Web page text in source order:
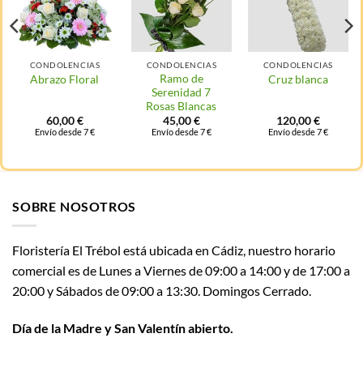
CONDOLENCIAS
Abrazo Floral
60,00€
Envío desde 7 €
CONDOLENCIAS
Ramo de
Serenidad 7
Rosas Blancas
45,00€
Envío desde 7 €
CONDOLENCIAS
Cruz blanca
120,00€
Envío desde 7 €
SOBRE NOSOTROS
Floristería El Trébol está ubicada en Cádiz, nuestro horario
comercial es de Lunes a Viernes de 09:00 a 14:00 y de 17:00 a
20:00 y Sábados de 09:00 a 13:30. Domingos Cerrado.
Día de la Madre y San Valentín abierto.